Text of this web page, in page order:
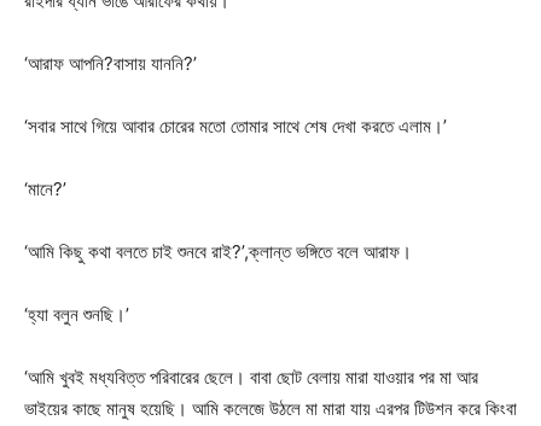
‘আরাফ আপনি?বাসায় যাননি?’
‘সবার সাথে গিয়ে আবার চোরের মতো তোমার সাথে শেষ দেখা করতে এলাম।’
‘মানে?’
‘আমি কিছু কথা বলতে চাই শুনবে রাই?’,ক্লান্ত ভঙ্গিতে বলে আরাফ।
‘হ্যা বলুন শুনছি।’
‘আমি খুবই মধ্যবিত্ত পরিবারের ছেলে। বাবা ছোট বেলায় মারা যাওয়ার পর মা আর
ভাইয়ের কাছে মানুষ হয়েছি। আমি কলেজে উঠলে মা মারা যায় এরপর টিউশন করে কিংবা